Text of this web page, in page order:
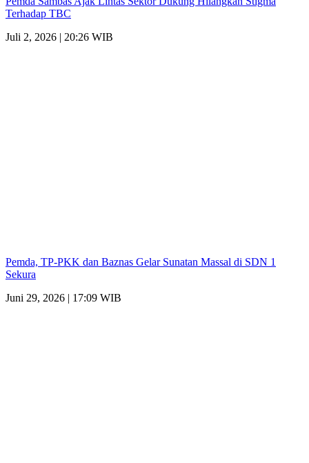
Terhadap TBC
Juli 2, 2026 | 20:26 WIB
Pemda, TP-PKK dan Baznas Gelar Sunatan Massal di SDN 1
Sekura
Juni 29, 2026 | 17:09 WIB